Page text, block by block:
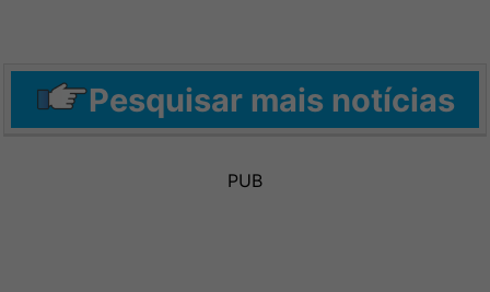
Pesquisar mais notícias
PUB